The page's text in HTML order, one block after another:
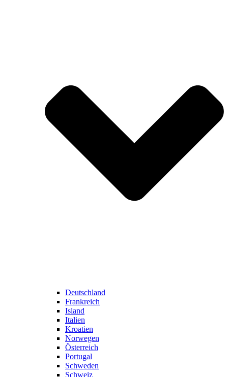
Deutschland
Frankreich
Island
Italien
Kroatien
Norwegen
Österreich
Portugal
Schweden
Schweiz